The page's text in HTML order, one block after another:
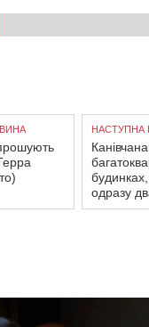
НАСТУПНА
одразу